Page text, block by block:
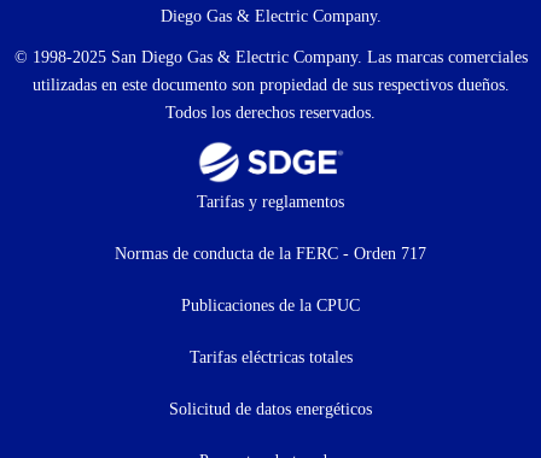
Diego Gas & Electric Company.
© 1998-2025 San Diego Gas & Electric Company. Las marcas comerciales
utilizadas en este documento son propiedad de sus respectivos dueños.
Todos los derechos reservados.
secundario)
Tarifas y reglamentos
Normas de conducta de la FERC - Orden 717
Publicaciones de la CPUC
Tarifas eléctricas totales
Solicitud de datos energéticos